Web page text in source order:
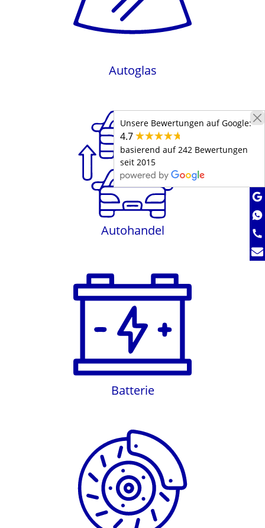
Autoglas
Autoglas
Autohandel
Autohandel
Batterie
Batterie
Bremsenservice
Unsere Bewertungen auf Google:
4.7
basierend auf 242 Bewertungen
seit 2015